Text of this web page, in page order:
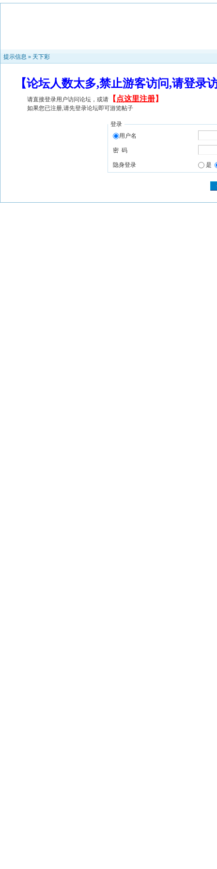
提示信息 » 天下彩
【论坛人数太多,禁止游客访问,请登
请直接登录用户访问论坛，或请 【 点这里注册】
如果您已注册,请先登录论坛即可游览帖子
登录
用户名
密 码
隐身登录 是